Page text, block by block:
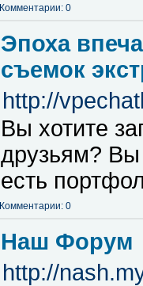
Комментарии: 0
Эпоха
съемок
http://
Вы хотите
друзьям?
есть
Комментарии: 0
Наш Форум
http://